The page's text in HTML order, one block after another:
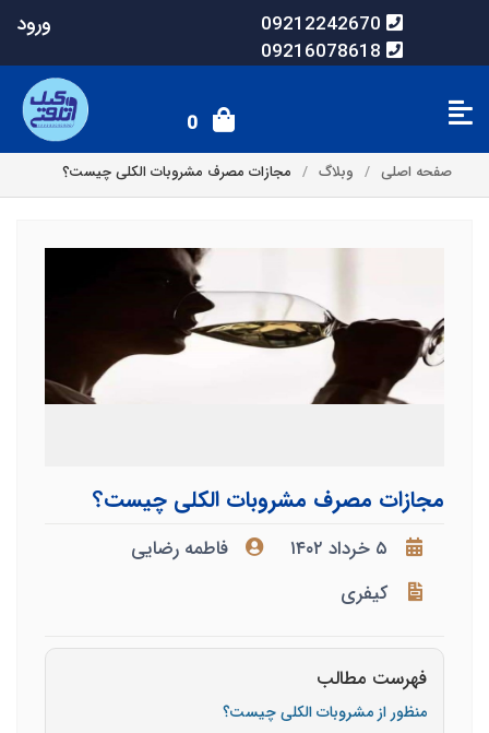
09212242670
09216078618
ورود
0
صفحه اصلی وبلاگ مجازات مصرف مشروبات الکلی چیست؟
مجازات مصرف مشروبات الکلی چیست؟
۵ خرداد ۱۴۰۲
فاطمه رضایی
کیفری
فهرست مطالب
منظور از مشروبات الکلی چیست؟